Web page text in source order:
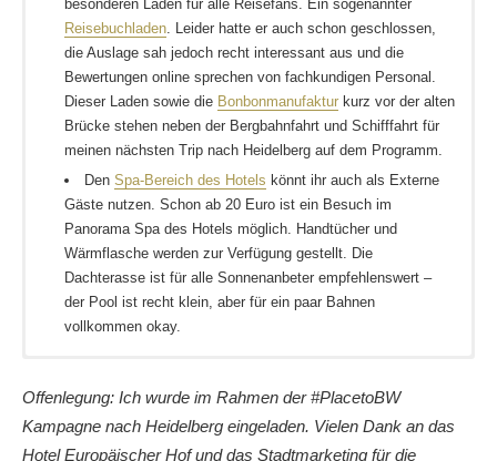
besonderen Laden für alle Reisefans. Ein sogenannter
Reisebuchladen . Leider hatte er auch schon geschlossen,
die Auslage sah jedoch recht interessant aus und die
Bewertungen online sprechen von fachkundigen Personal.
Dieser Laden sowie die Bonbonmanufaktur kurz vor der alten
Brücke stehen neben der Bergbahnfahrt und Schifffahrt für
meinen nächsten Trip nach Heidelberg auf dem Programm.
Den Spa-Bereich des Hotels könnt ihr auch als Externe
Gäste nutzen. Schon ab 20 Euro ist ein Besuch im
Panorama Spa des Hotels möglich. Handtücher und
Wärmflasche werden zur Verfügung gestellt. Die
Dachterasse ist für alle Sonnenanbeter empfehlenswert –
der Pool ist recht klein, aber für ein paar Bahnen
vollkommen okay.
daher öffentliche Verkehrsmittel. Ich fand die Taxis recht teuer
für 2 1/2 km) – ein paar Meter vom Hotel entfernt gibt es aber
privat geführtes klassisches Luxushotel. Die Zimmer sind alle
Betten und auch die Zimmer sind sehr komfortabel – einige
eine schöne Stadt!
Christina hat nocheinen tollen Heidelberger
Aussichtspunkt entdeckt und in der besten Mensa
Offenlegung: Ich wurde im Rahmen der #PlacetoBW
Kampagne nach Heidelberg eingeladen. Vielen Dank an das
Hotel Europäischer Hof und das Stadtmarketing für die